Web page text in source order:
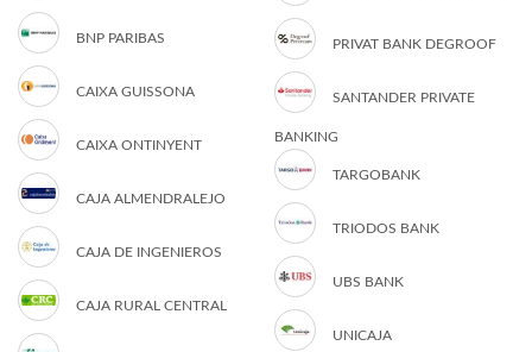
BNP PARIBAS
CAIXA GUISSONA
CAIXA ONTINYENT
CAJA ALMENDRALEJO
CAJA DE INGENIEROS
CAJA RURAL CENTRAL
PRIVAT BANK DEGROOF
SANTANDER PRIVATE
BANKING
TARGOBANK
TRIODOS BANK
UBS BANK
UNICAJA